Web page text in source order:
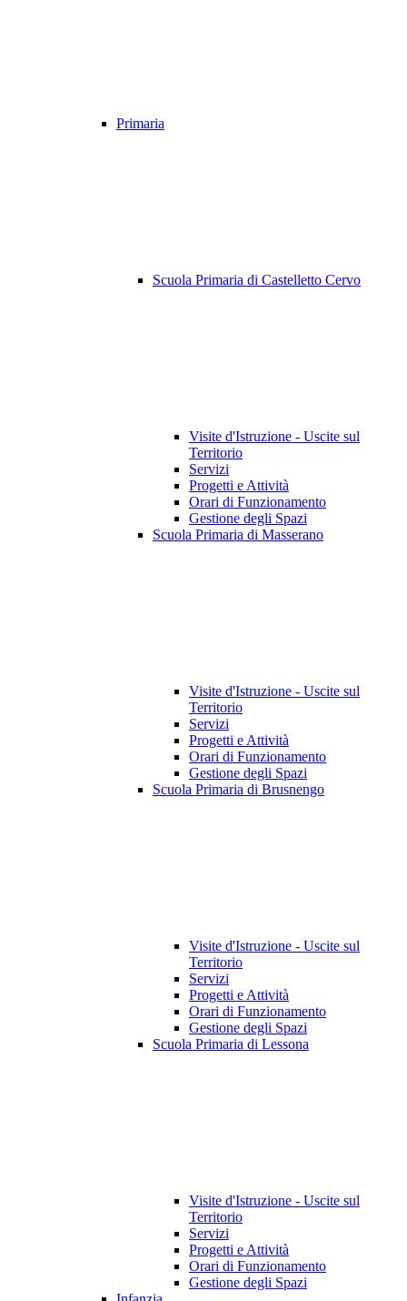
Primaria
Scuola Primaria di Castelletto Cervo
Visite d'Istruzione - Uscite sul
Territorio
Servizi
Progetti e Attività
Orari di Funzionamento
Gestione degli Spazi
Scuola Primaria di Masserano
Visite d'Istruzione - Uscite sul
Territorio
Servizi
Progetti e Attività
Orari di Funzionamento
Gestione degli Spazi
Scuola Primaria di Brusnengo
Visite d'Istruzione - Uscite sul
Territorio
Servizi
Progetti e Attività
Orari di Funzionamento
Gestione degli Spazi
Scuola Primaria di Lessona
Visite d'Istruzione - Uscite sul
Territorio
Servizi
Progetti e Attività
Orari di Funzionamento
Gestione degli Spazi